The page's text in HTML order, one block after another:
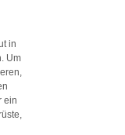
in
Um
ein